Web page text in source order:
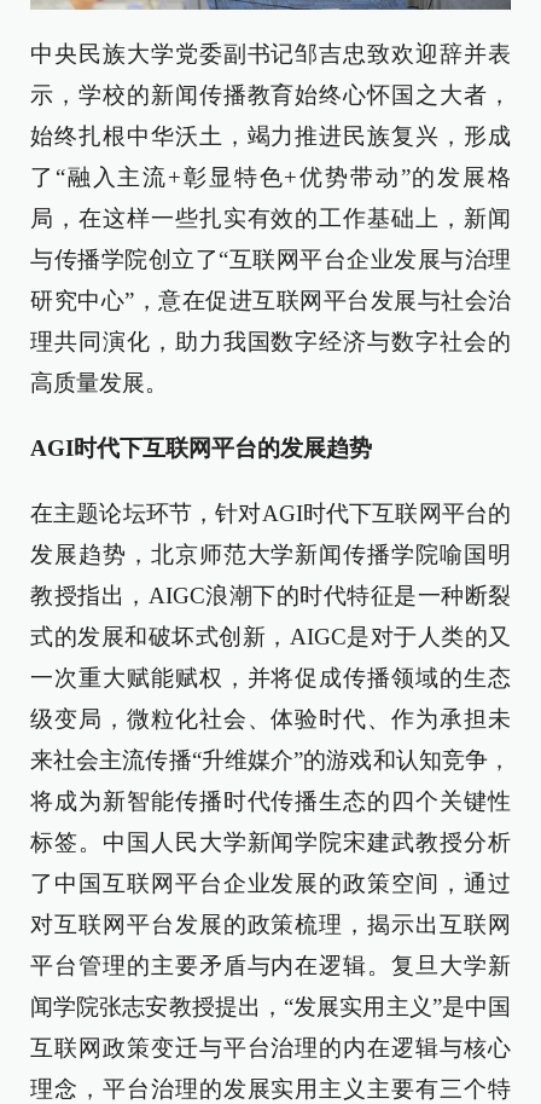
中央民族大学党委副书记邹吉忠致欢迎辞并表
示，学校的新闻传播教育始终心怀国之大者，
始终扎根中华沃土，竭力推进民族复兴，形成
了“融入主流+彰显特色+优势带动”的发展格
局，在这样一些扎实有效的工作基础上，新闻
与传播学院创立了“互联网平台企业发展与治理
研究中心”，意在促进互联网平台发展与社会治
理共同演化，助力我国数字经济与数字社会的
高质量发展。
AGI时代下互联网平台的发展趋势
在主题论坛环节，针对AGI时代下互联网平台的
发展趋势，北京师范大学新闻传播学院喻国明
教授指出，AIGC浪潮下的时代特征是一种断裂
式的发展和破坏式创新，AIGC是对于人类的又
一次重大赋能赋权，并将促成传播领域的生态
级变局，微粒化社会、体验时代、作为承担未
来社会主流传播“升维媒介”的游戏和认知竞争，
将成为新智能传播时代传播生态的四个关键性
标签。中国人民大学新闻学院宋建武教授分析
了中国互联网平台企业发展的政策空间，通过
对互联网平台发展的政策梳理，揭示出互联网
平台管理的主要矛盾与内在逻辑。复旦大学新
闻学院张志安教授提出，“发展实用主义”是中国
互联网政策变迁与平台治理的内在逻辑与核心
理念，平台治理的发展实用主义主要有三个特